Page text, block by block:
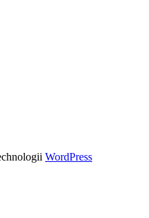
WordPress